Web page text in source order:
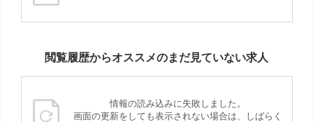
閲覧履歴からオススメのまだ見ていない求人
情報の読み込みに失敗しました。
画面の更新をしても表示されない場合は、しばらく